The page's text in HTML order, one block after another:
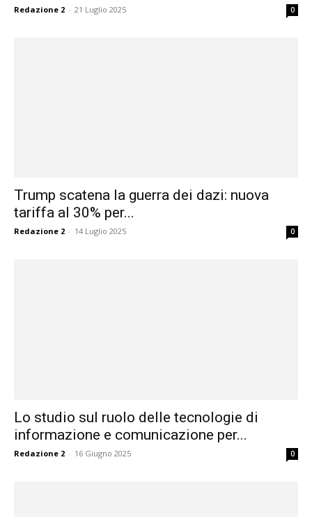
Redazione 2 - 21 Luglio 2025 0
Trump scatena la guerra dei dazi: nuova
tariffa al 30% per...
Redazione 2 - 14 Luglio 2025 0
Lo studio sul ruolo delle tecnologie di
informazione e comunicazione per...
Redazione 2 - 16 Giugno 2025 0